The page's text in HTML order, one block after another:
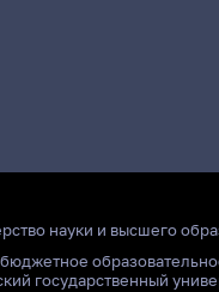
науки и высшего
государственный